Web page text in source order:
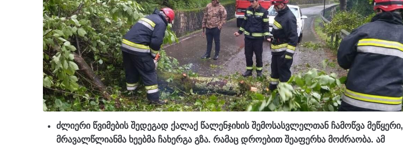
ძლიერი წვიმების შედეგად ქალაქ წალენჯიხის შემოსასვლელთან ჩამოწვა მეწყერი,
მრავალწლიანმა ხეებმა ჩახერგა გზა. რამაც დროებით შეაფერხა მოძრაობა. ამ